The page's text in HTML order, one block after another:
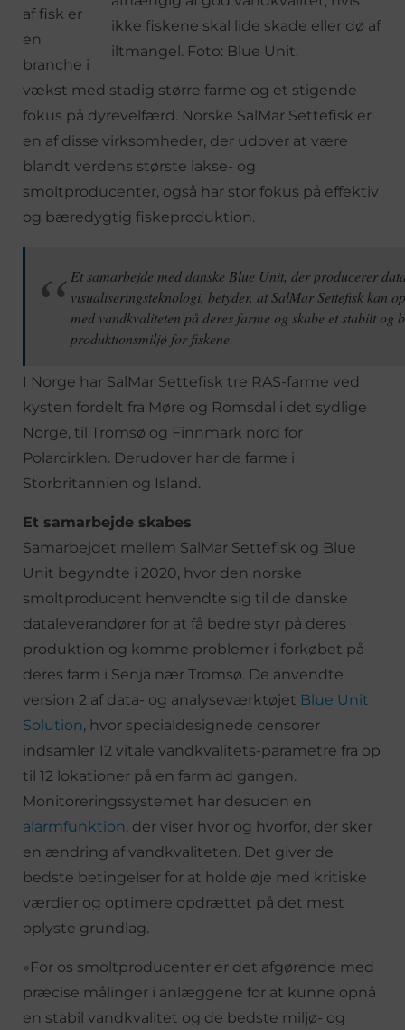
af fisk er
en
branche i
vækst med stadig større farme og et stigende
fokus på dyrevelfærd. Norske SalMar Settefisk er
en af disse virksomheder, der udover at være
blandt verdens største lakse- og
smoltproducenter, også har stor fokus på effektiv
og bæredygtig fiskeproduktion.
Et samarbejde med danske Blue Unit, der producerer
visualiseringsteknologi, betyder, at SalMar Settefisk kan
med vandkvaliteten på deres farme og skabe et stabilt og
produktionsmiljø for fiskene.
I Norge har SalMar Settefisk tre RAS-farme ved
kysten fordelt fra Møre og Romsdal i det sydlige
Norge, til Tromsø og Finnmark nord for
Polarcirklen. Derudover har de farme i
Storbritannien og Island.
Et samarbejde skabes
Samarbejdet mellem SalMar Settefisk og Blue
Unit begyndte i 2020, hvor den norske
smoltproducent henvendte sig til de danske
dataleverandører for at få bedre styr på deres
produktion og komme problemer i forkøbet på
deres farm i Senja nær Tromsø. De anvendte
version 2 af data- og analyseværktøjet Blue Unit
Solution, hvor specialdesignede censorer
indsamler 12 vitale vandkvalitets-parametre fra op
til 12 lokationer på en farm ad gangen.
Monitoreringssystemet har desuden en
alarmfunktion, der viser hvor og hvorfor, der sker
en ændring af vandkvaliteten. Det giver de
bedste betingelser for at holde øje med kritiske
værdier og optimere opdrættet på det mest
oplyste grundlag.
»For os smoltproducenter er det afgørende med
præcise målinger i anlæggene for at kunne opnå
en stabil vandkvalitet og de bedste miljø- og